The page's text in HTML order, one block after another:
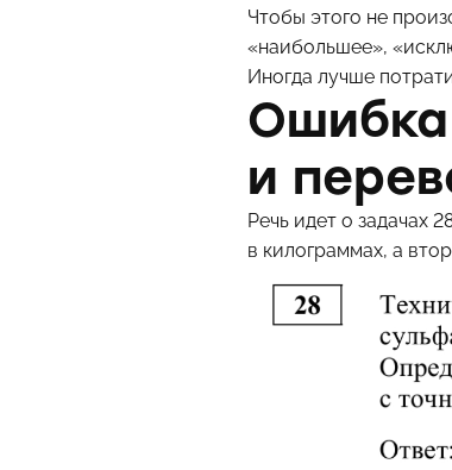
Чтобы этого не
«наибольшее»,
Иногда лучше
и
Речь идет о задачах
в килограммах, а